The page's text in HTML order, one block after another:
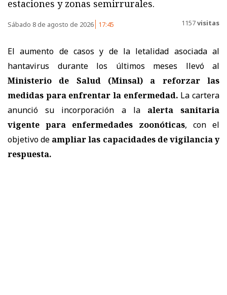
estaciones y zonas semirrurales.
Sábado 8 de agosto de 2026 17:45 1157visitas
El aumento de casos y de la letalidad asociada al
hantavirus durante los últimos meses llevó al
Ministerio de Salud (Minsal) a reforzar las
medidas para enfrentar la enfermedad. La cartera
anunció su incorporación a la alerta sanitaria
vigente para enfermedades zoonóticas, con el
objetivo de ampliar las capacidades de vigilancia y
respuesta.